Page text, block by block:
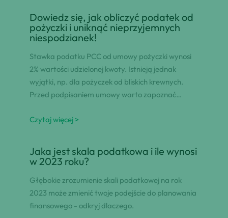
Dowiedz się, jak obliczyć podatek od
pożyczki i uniknąć nieprzyjemnych
niespodzianek!
Stawka podatku PCC od umowy pożyczki wynosi
2% wartości udzielonej kwoty. Istnieją jednak
wyjątki, np. dla pożyczek od bliskich krewnych.
Przed podpisaniem umowy warto zapoznać…
Czytaj więcej >
Jaka jest skala podatkowa i ile wynosi
w 2023 roku?
Głębokie zrozumienie skali podatkowej na rok
2023 może zmienić twoje podejście do planowania
finansowego - odkryj dlaczego.